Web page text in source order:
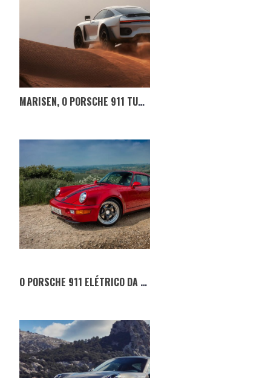
MARISEN, O PORSCHE 911 TURBO S TODO-O-TERRENO
O PORSCHE 911 ELÉTRICO DA EVERRATI